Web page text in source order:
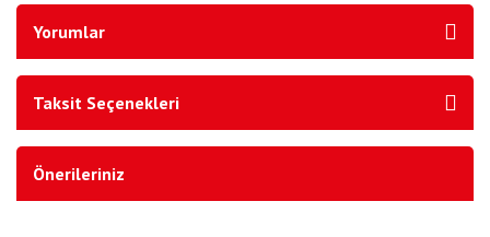
Yorumlar
Taksit Seçenekleri
Önerileriniz